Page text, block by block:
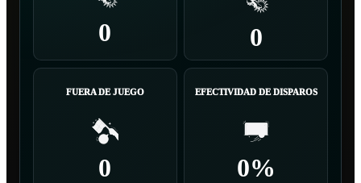
0 0
FUERA DE JUEGO
0
EFECTIVIDAD DE DISPAROS
0%